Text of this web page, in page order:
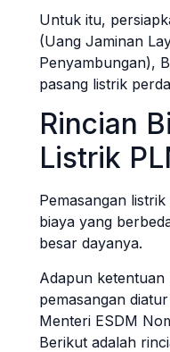
Untuk itu,
(Uang Jaminan
Penyambungan),
pasang listrik
Rincian
Listrik
Pemasangan
biaya yang
besar dayanya.
Adapun
pemasangan
Menteri ESDM
Berikut adalah